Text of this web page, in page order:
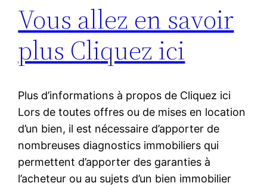
Vous allez en savoir
plus Cliquez ici
Plus d’informations à propos de Cliquez ici
Lors de toutes offres ou de mises en location
d’un bien, il est nécessaire d’apporter de
nombreuses diagnostics immobiliers qui
permettent d’apporter des garanties à
l’acheteur ou au sujets d’un bien immobilier